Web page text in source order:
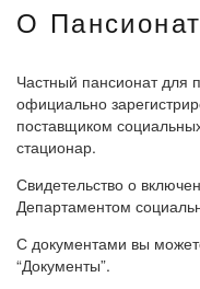
О
Частный пансионат для
официально
поставщиком
стационар.
Свидетельство о
Департаментом
С документами вы
“Документы”.